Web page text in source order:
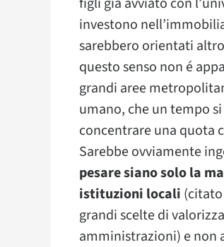
investono
sarebbero orientati
questo senso non é
grandi aree
umano, che un tempo
concentrare una quota
Sarebbe ovviamente
pesare siano solo la
istituzioni locali
grandi scelte di
amministrazioni) e non